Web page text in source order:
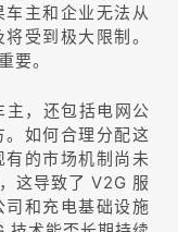
主和企业无法从
受到极大限制。
要。
，还包括电网公
如何合理分配这
的市场机制尚未
这导致了 V2G 服
和充电基础设施